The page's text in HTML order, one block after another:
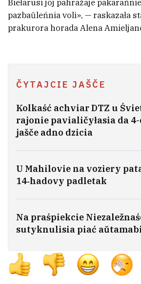
Biełarusi joj pahražaje
pazbaŭleńnia voli», — raskazała
prakurora horada Alena
ČYTAJCIE JAŠČE
Kolkaść achviar DTZ u
rajonie pavialičyłasia da 4-
jašče adno dzicia
U Mahilovie na voziery
14‑hadovy padletak
Na praśpiekcie
sutyknulisia piać
U Homieli mužčyna napaŭ z
Niamiecki fiermier vyrazaŭ na
kukuruznym poli Pucina i
U Minsku spynili dziejnaść
piramidy, jakaja isnavała
Viadučy polski raźviedčyk
KDB, Ivana Cierciela i
U Biełarusi ŭžo +37°C